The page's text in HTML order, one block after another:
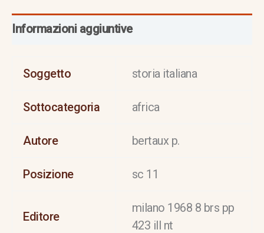
Informazioni aggiuntive
Soggetto storia italiana
Sottocategoria africa
Autore bertaux p.
Posizione sc 11
Editore
milano 1968 8 brs pp
423 ill nt